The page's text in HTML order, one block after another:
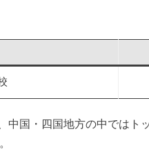
中国・四国地方の中ではト